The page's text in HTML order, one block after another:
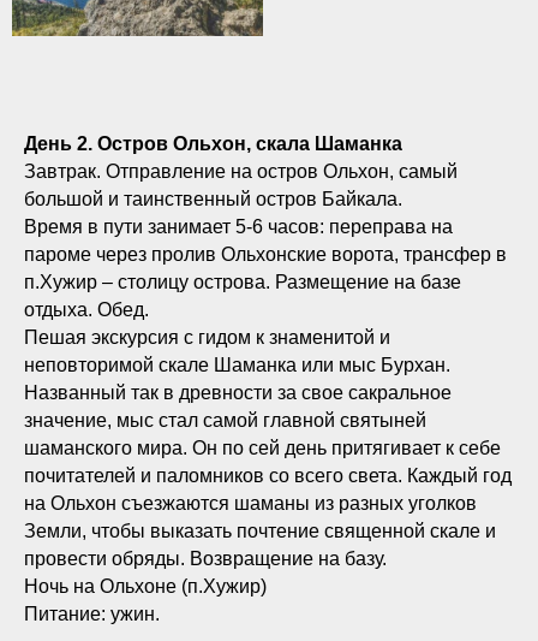
День 2. Остров Ольхон, скала Шаманка
Завтрак. Отправление на остров Ольхон, самый
большой и таинственный остров Байкала.
Время в пути занимает 5-6 часов: переправа на
пароме через пролив Ольхонские ворота, трансфер в
п.Хужир – столицу острова. Размещение на базе
отдыха. Обед.
Пешая экскурсия с гидом к знаменитой и
неповторимой скале Шаманка или мыс Бурхан.
Названный так в древности за свое сакральное
значение, мыс стал самой главной святыней
шаманского мира. Он по сей день притягивает к себе
почитателей и паломников со всего света. Каждый год
на Ольхон съезжаются шаманы из разных уголков
Земли, чтобы выказать почтение священной скале и
провести обряды. Возвращение на базу.
Ночь на Ольхоне (п.Хужир)
Питание: ужин.